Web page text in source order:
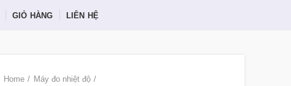
GIỎ HÀNG LIÊN HỆ
Home
Máy đo nhiệt độ